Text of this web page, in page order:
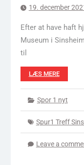
19. december
Efter at have haft
Museum i
til
LÆS MERE
Spor 1 nyt
Spur1 Treff
Leave a